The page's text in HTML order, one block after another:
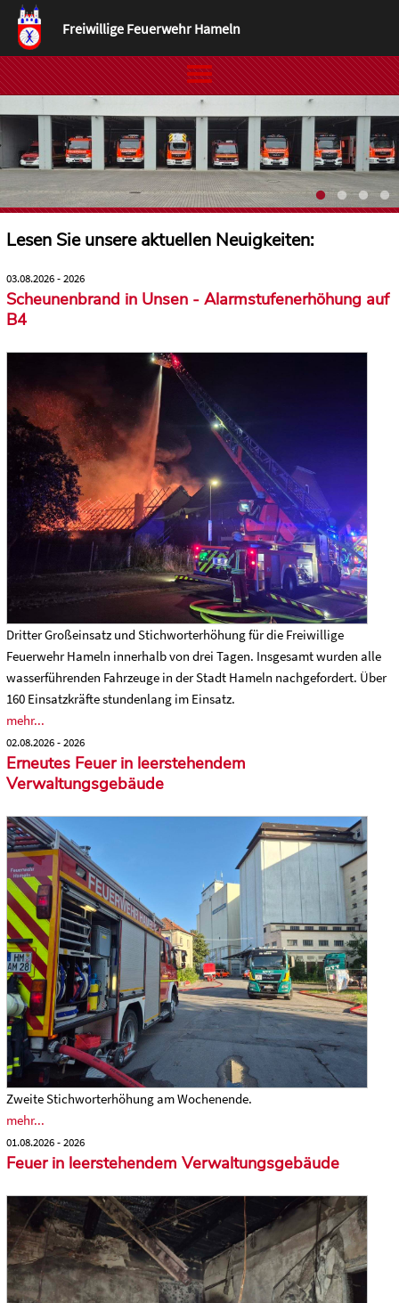
Lesen Sie unsere aktuellen Neuigkeiten:
03.08.2026 - 2026
Scheunenbrand in Unsen - Alarmstufenerhöhung auf
B4
Dritter Großeinsatz und Stichworterhöhung für die Freiwillige
Feuerwehr Hameln innerhalb von drei Tagen. Insgesamt wurden alle
wasserführenden Fahrzeuge in der Stadt Hameln nachgefordert. Über
160 Einsatzkräfte stundenlang im Einsatz.
mehr...
02.08.2026 - 2026
Erneutes Feuer in leerstehendem
Verwaltungsgebäude
Zweite Stichworterhöhung am Wochenende.
mehr...
01.08.2026 - 2026
Feuer in leerstehendem Verwaltungsgebäude
Freiwillige Feuerwehr Hameln